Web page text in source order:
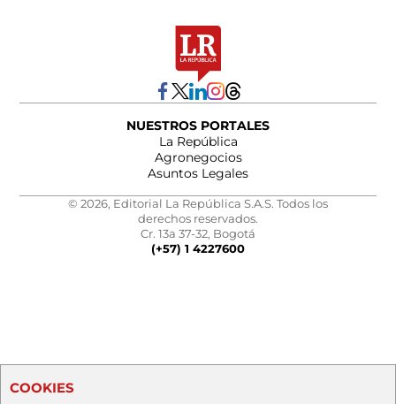
NUESTROS PORTALES
La República
Agronegocios
Asuntos Legales
© 2026, Editorial La República S.A.S. Todos los
derechos reservados.
Cr. 13a 37-32, Bogotá
(+57) 1 4227600
COOKIES